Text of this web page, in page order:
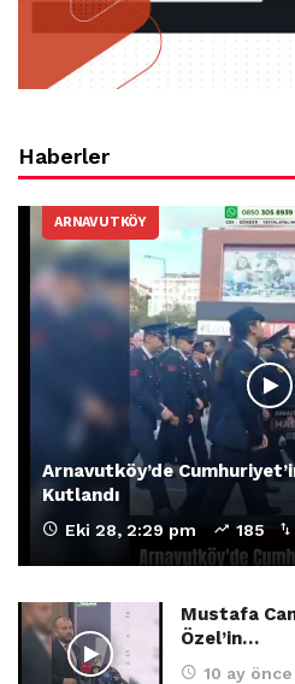
Haberler
ARNAVUTKÖY
Arnavutköy’de
Kutlandı
Eki 28, 2:29 pm 185
Mustafa
Özel’in…
10 ay önce